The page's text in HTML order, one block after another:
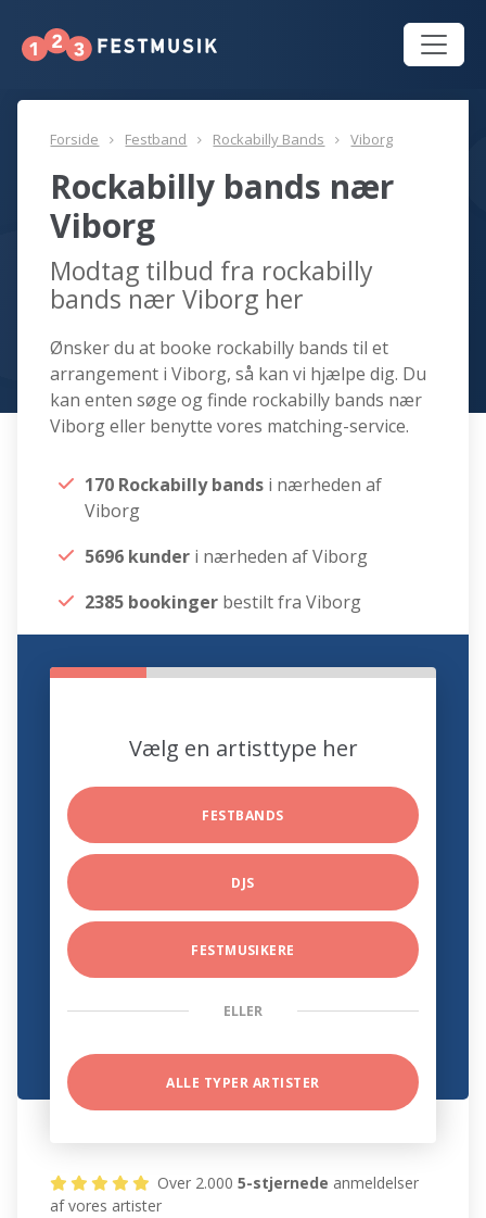
Forside Festband Rockabilly Bands Viborg
Rockabilly bands nær
Viborg
Modtag tilbud fra rockabilly
bands nær Viborg her
Ønsker du at booke rockabilly bands til et
arrangement i Viborg, så kan vi hjælpe dig. Du
kan enten søge og finde rockabilly bands nær
Viborg eller benytte vores matching-service.
170 Rockabilly bands i nærheden af
Viborg
5696 kunder i nærheden af Viborg
2385 bookinger bestilt fra Viborg
Vælg en artisttype her
FESTBANDS
DJS
FESTMUSIKERE
ELLER
ALLE TYPER ARTISTER
Over 2.0005-stjernede anmeldelser
af vores artister